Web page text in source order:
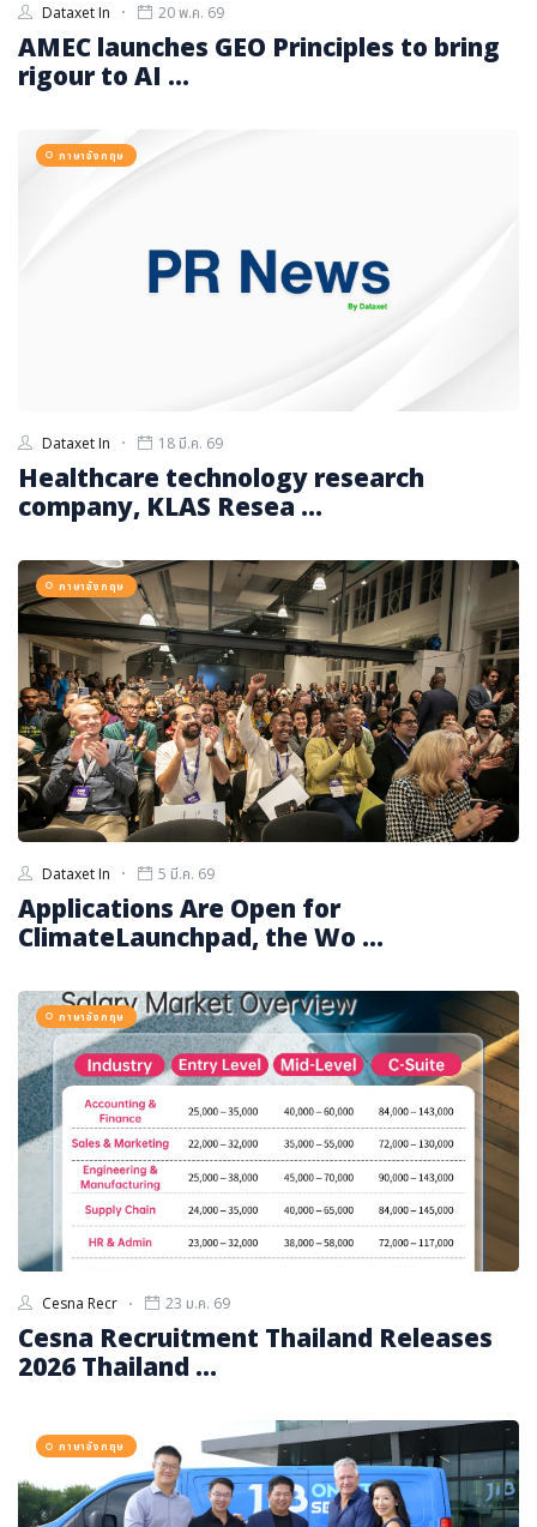
Dataxet In 20 พ.ค. 69
AMEC launches GEO Principles to bring
rigour to AI ...
ภาษาอังกฤษ
Dataxet In 18 มี.ค. 69
Healthcare technology research
company, KLAS Resea ...
ภาษาอังกฤษ
Dataxet In 5 มี.ค. 69
Applications Are Open for
ClimateLaunchpad, the Wo ...
ภาษาอังกฤษ
Cesna Recr 23 ม.ค. 69
Cesna Recruitment Thailand Releases
2026 Thailand ...
ภาษาอังกฤษ